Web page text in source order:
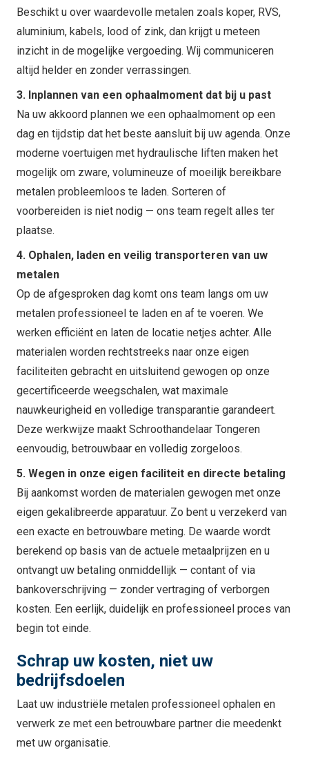
Beschikt u over waardevolle metalen zoals koper, RVS,
aluminium, kabels, lood of zink, dan krijgt u meteen
inzicht in de mogelijke vergoeding. Wij communiceren
altijd helder en zonder verrassingen.
3. Inplannen van een ophaalmoment dat bij u past
Na uw akkoord plannen we een ophaalmoment op een
dag en tijdstip dat het beste aansluit bij uw agenda. Onze
moderne voertuigen met hydraulische liften maken het
mogelijk om zware, volumineuze of moeilijk bereikbare
metalen probleemloos te laden. Sorteren of
voorbereiden is niet nodig — ons team regelt alles ter
plaatse.
4. Ophalen, laden en veilig transporteren van uw
metalen
Op de afgesproken dag komt ons team langs om uw
metalen professioneel te laden en af te voeren. We
werken efficiënt en laten de locatie netjes achter. Alle
materialen worden rechtstreeks naar onze eigen
faciliteiten gebracht en uitsluitend gewogen op onze
gecertificeerde weegschalen, wat maximale
nauwkeurigheid en volledige transparantie garandeert.
Deze werkwijze maakt Schroothandelaar Tongeren
eenvoudig, betrouwbaar en volledig zorgeloos.
5. Wegen in onze eigen faciliteit en directe betaling
Bij aankomst worden de materialen gewogen met onze
eigen gekalibreerde apparatuur. Zo bent u verzekerd van
een exacte en betrouwbare meting. De waarde wordt
berekend op basis van de actuele metaalprijzen en u
ontvangt uw betaling onmiddellijk — contant of via
bankoverschrijving — zonder vertraging of verborgen
kosten. Een eerlijk, duidelijk en professioneel proces van
begin tot einde.
Schrap uw kosten, niet uw
bedrijfsdoelen
Laat uw industriële metalen professioneel ophalen en
verwerk ze met een betrouwbare partner die meedenkt
met uw organisatie.